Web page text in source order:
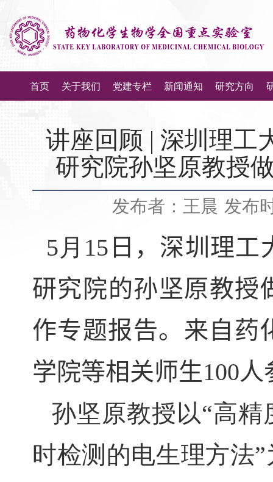
首页 关于我们 党建专栏 新闻通知 研究方向
讲座回顾 | 深圳理工
研究院孙坚原教授
发布者：王晨 发布
5月 15 日，深圳理
研究院的孙坚原教授
作专题报告。来自药
学院等相关师生100人
孙坚原教授以“高精
时检测的电生理方法